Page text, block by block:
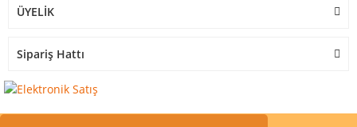
ÜYELİK
Sipariş Hattı